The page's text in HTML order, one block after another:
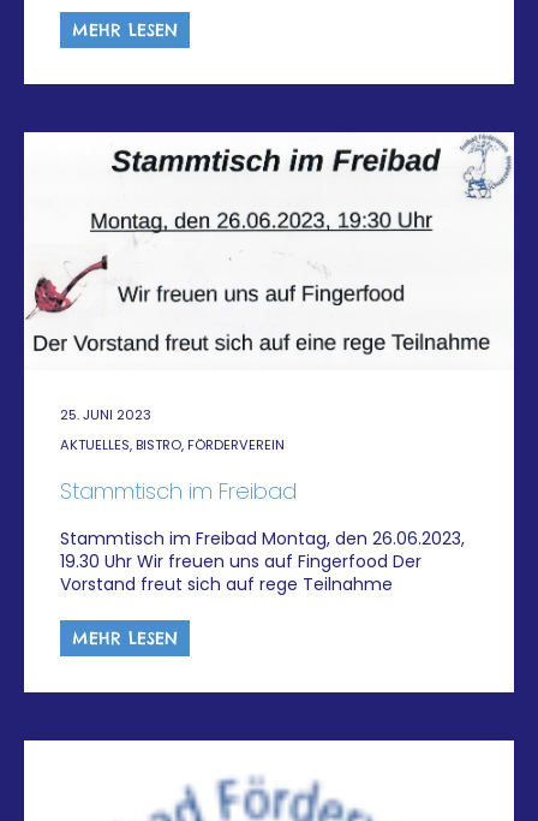
MEHR LESEN
25. JUNI 2023
AKTUELLES, BISTRO, FÖRDERVEREIN
Stammtisch im Freibad
Stammtisch im Freibad Montag, den 26.06.2023,
19.30 Uhr Wir freuen uns auf Fingerfood Der
Vorstand freut sich auf rege Teilnahme
MEHR LESEN